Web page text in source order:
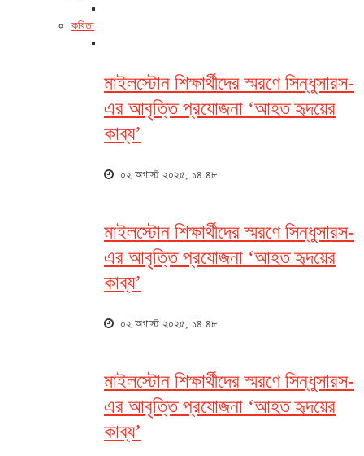
কবিতা
মাইলস্টোন শিক্ষার্থীদের স্মরণে সিন্ধুসারস-
এর আবৃত্তি প্রযোজনা ‘আহত হৃদয়ের
কাব্য’
০২ অগাস্ট ২০২৫, ১৪:৪৮
মাইলস্টোন শিক্ষার্থীদের স্মরণে সিন্ধুসারস-
এর আবৃত্তি প্রযোজনা ‘আহত হৃদয়ের
কাব্য’
০২ অগাস্ট ২০২৫, ১৪:৪৮
মাইলস্টোন শিক্ষার্থীদের স্মরণে সিন্ধুসারস-
এর আবৃত্তি প্রযোজনা ‘আহত হৃদয়ের
কাব্য’